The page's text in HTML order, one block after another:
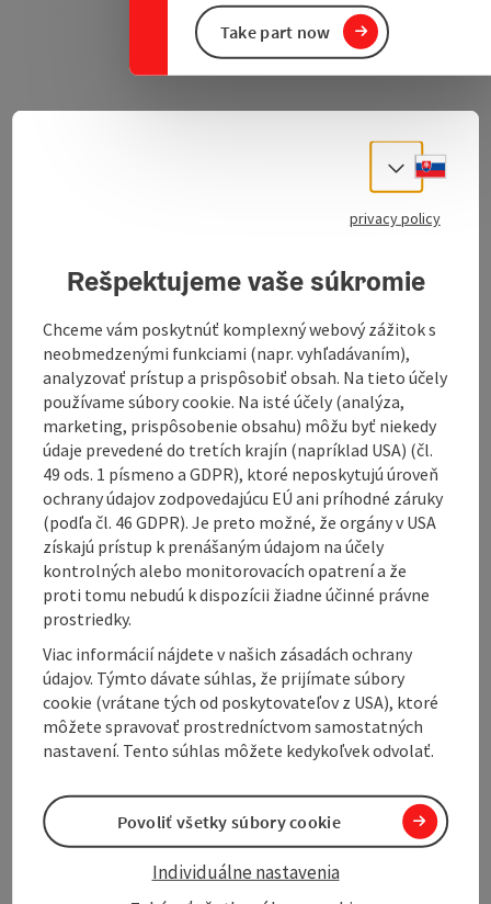
Take part now
Tour and route information
Arrival
Prices
Suitability
Accessibility
Create PDF
Book now
Send inquiry
Select
privacy policy
Rešpektujeme vaše súkromie
Chceme vám poskytnúť komplexný webový zážitok s
neobmedzenými funkciami (napr. vyhľadávaním),
analyzovať prístup a prispôsobiť obsah. Na tieto účely
používame súbory cookie. Na isté účely (analýza,
marketing, prispôsobenie obsahu) môžu byť niekedy
údaje prevedené do tretích krajín (napríklad USA) (čl.
49 ods. 1 písmeno a GDPR), ktoré neposkytujú úroveň
ochrany údajov zodpovedajúcu EÚ ani príhodné záruky
(podľa čl. 46 GDPR). Je preto možné, že orgány v USA
získajú prístup k prenášaným údajom na účely
kontrolných alebo monitorovacích opatrení a že
proti tomu nebudú k dispozícii žiadne účinné právne
prostriedky.
Viac informácií nájdete v našich zásadách ochrany
údajov. Týmto dávate súhlas, že prijímate súbory
cookie (vrátane tých od poskytovateľov z USA), ktoré
môžete spravovať prostredníctvom samostatných
nastavení. Tento súhlas môžete kedykoľvek odvolať.
Individuálne nastavenia
Povoliť všetky súbory cookie